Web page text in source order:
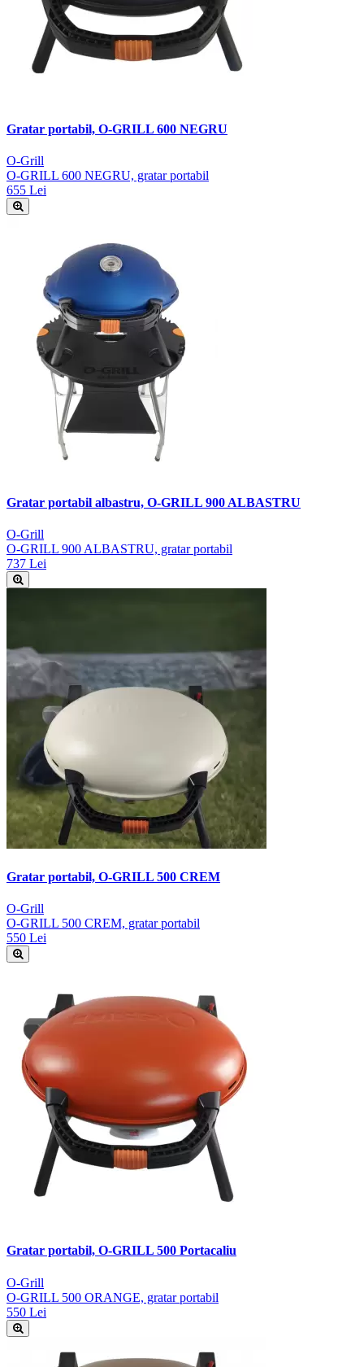
Gratar portabil, O-GRILL 600 NEGRU
O-Grill
O-GRILL 600 NEGRU, gratar portabil
655 Lei
Gratar portabil albastru, O-GRILL 900 ALBASTRU
O-Grill
O-GRILL 900 ALBASTRU, gratar portabil
737 Lei
Gratar portabil, O-GRILL 500 CREM
O-Grill
O-GRILL 500 CREM, gratar portabil
550 Lei
Gratar portabil, O-GRILL 500 Portacaliu
O-Grill
O-GRILL 500 ORANGE, gratar portabil
550 Lei